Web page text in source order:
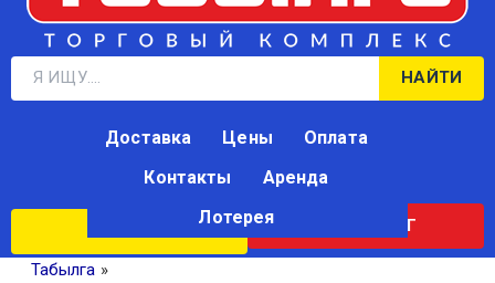
НАЙТИ
КАТАЛОГ
Доставка Цены
Оплата
Контакты
Аренда
Лотерея
Табылга »